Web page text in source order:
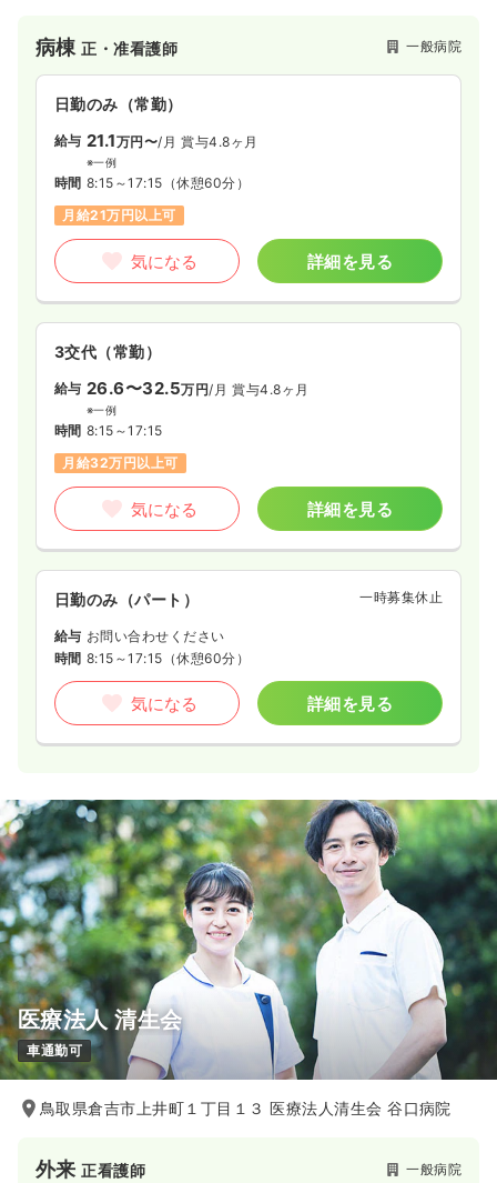
病棟正・准看護師 一般病院
日勤のみ（常勤）
給与 21.1万円〜/月 賞与4.8ヶ月
※一例
時間 8:15～17:15 （休憩60分）
月給21万円以上可
気になる 詳細を見る
3交代（常勤）
給与 26.6〜32.5万円/月 賞与4.8ヶ月
※一例
時間 8:15～17:15
月給32万円以上可
気になる 詳細を見る
日勤のみ（パート） 一時募集休止
給与 お問い合わせください
時間 8:15～17:15 （休憩60分）
気になる 詳細を見る
医療法人 清生会
車通勤可
鳥取県倉吉市上井町１丁目１３ 医療法人清生会 谷口病院
外来正看護師 一般病院